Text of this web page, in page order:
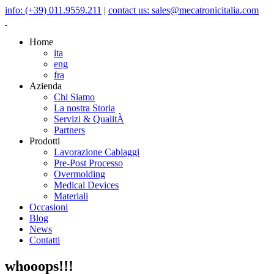
info: (+39) 011.9559.211 | contact us: sales@mecatronicitalia.com
Home
ita
eng
fra
Azienda
Chi Siamo
La nostra Storia
Servizi & QualitÀ
Partners
Prodotti
Lavorazione Cablaggi
Pre-Post Processo
Overmolding
Medical Devices
Materiali
Occasioni
Blog
News
Contatti
whooops!!!